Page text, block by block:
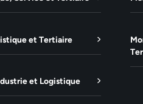
et Tertiaire
et Logistique